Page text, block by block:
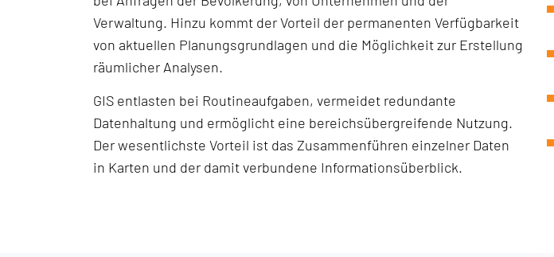
Verwaltung. Hinzu kommt der Vorteil der permanenten Verfügbarkeit
von aktuellen Planungsgrundlagen und die Möglichkeit zur Erstellung
räumlicher Analysen.
GIS entlasten bei Routineaufgaben, vermeidet redundante
Datenhaltung und ermöglicht eine bereichsübergreifende Nutzung.
Der wesentlichste Vorteil ist das Zusammenführen einzelner Daten
in Karten und der damit verbundene Informationsüberblick.